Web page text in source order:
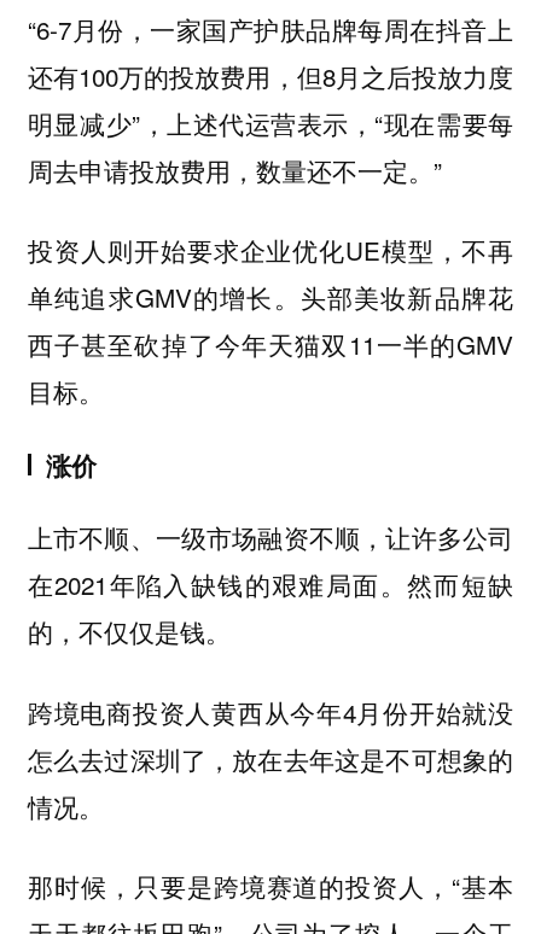
“6-7月份，一家国产护肤品牌每周在抖音上
还有100万的投放费用，但8月之后投放力度
明显减少”，上述代运营表示，“现在需要每
周去申请投放费用，数量还不一定。”
投资人则开始要求企业优化UE模型，不再
单纯追求GMV的增长。头部美妆新品牌花
西子甚至砍掉了今年天猫双11一半的GMV
目标。
涨价
上市不顺、一级市场融资不顺，让许多公司
在2021年陷入缺钱的艰难局面。然而短缺
的，不仅仅是钱。
跨境电商投资人黄西从今年4月份开始就没
怎么去过深圳了，放在去年这是不可想象的
情况。
那时候，只要是跨境赛道的投资人，“基本